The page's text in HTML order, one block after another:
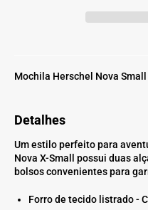
Mochila Herschel Nova
Detalhes
Um estilo perfeito para
Nova X-Small possui duas
bolsos convenientes para
Forro de tecido listrado -